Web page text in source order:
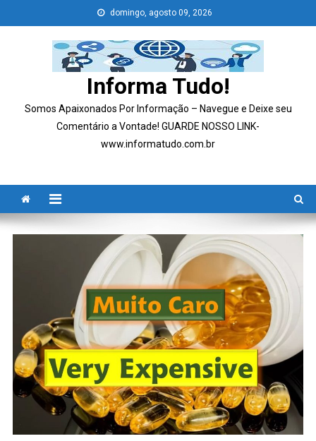
to
domingo, agosto 09, 2026
Informa Tudo!
Somos Apaixonados Por Informação – Navegue e Deixe seu
Comentário a Vontade! GUARDE NOSSO LINK-
www.informatudo.com.br